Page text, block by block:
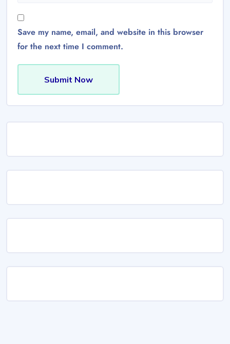
Save my name, email, and website in this browser
for the next time I comment.
Submit Now